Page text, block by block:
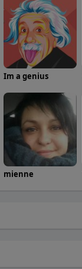
Im a genius
mienne